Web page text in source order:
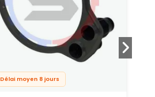
Délai moyen 8 jours